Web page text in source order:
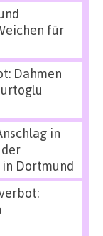
für
Dahmen
in
Dortmund